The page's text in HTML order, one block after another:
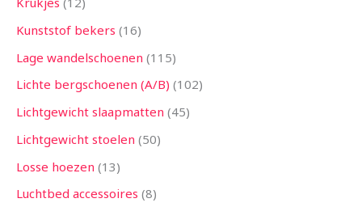
Kunststof bekers 16
Lage wandelschoenen 115
Lichte bergschoenen (A/B) 102
Lichtgewicht slaapmatten 45
Lichtgewicht stoelen 50
Losse hoezen 13
Luchtbed accessoires 8